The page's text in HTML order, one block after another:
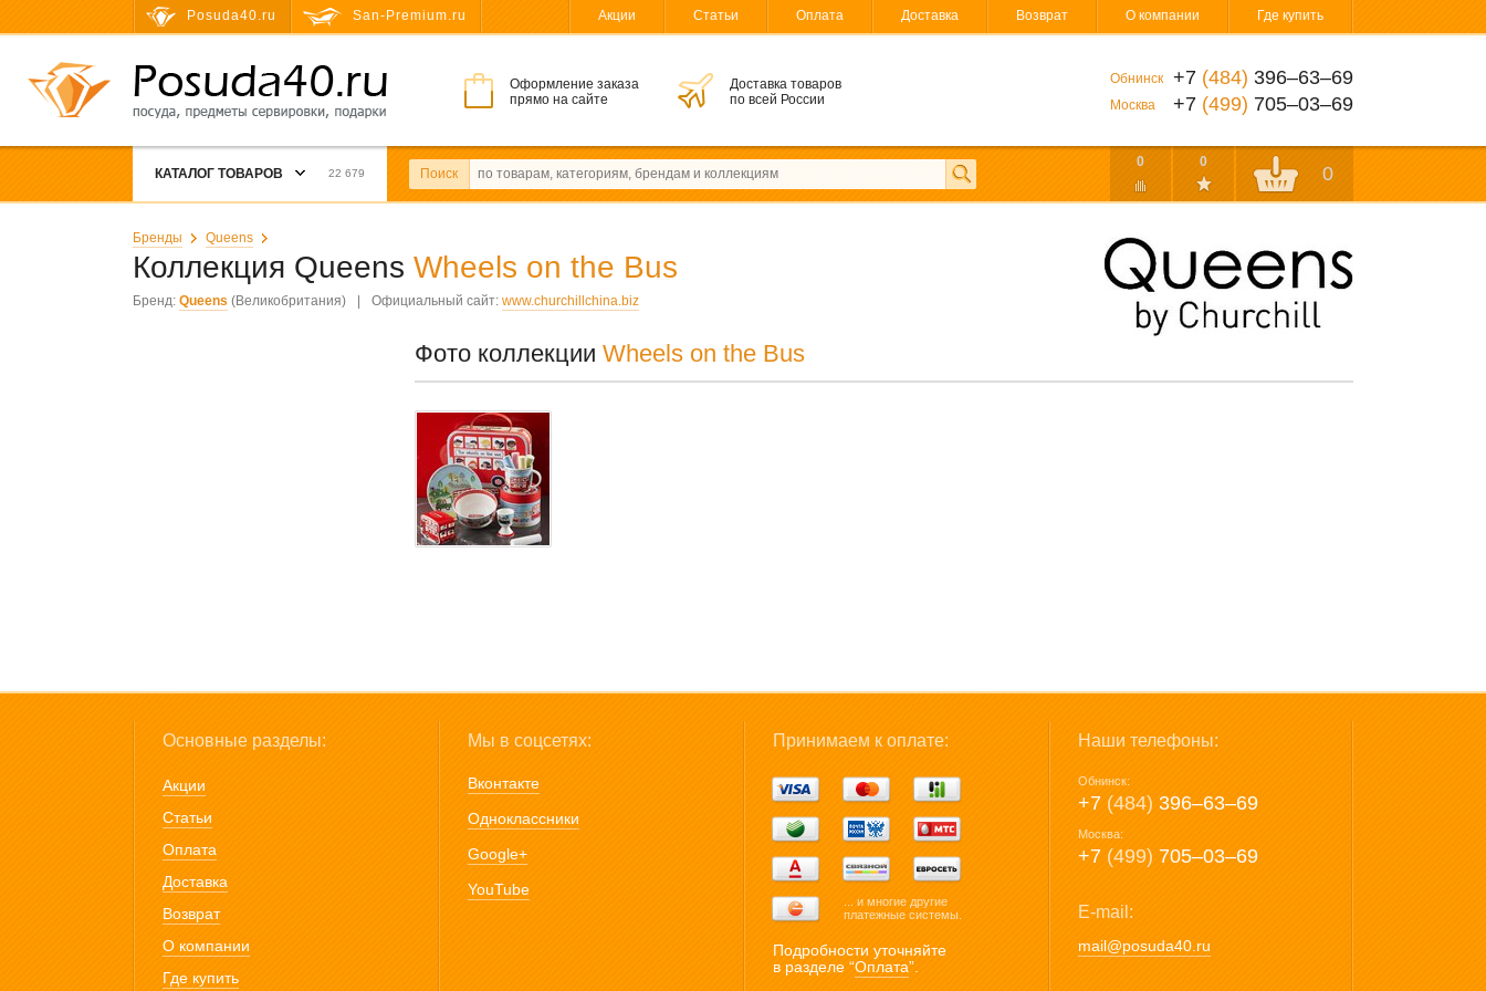
Posuda40.ru San-Premium.ru Акции Статьи Оплата Доставка Возврат О компании Где купить
Оформление заказа
прямо на сайте
Доставка товаров
по всей России
Обнинск +7 (484) 396‒63‒69
Москва +7 (499) 705‒03‒69
КАТАЛОГ ТОВАРОВ 22 679 Поиск
0 0
0
Бренды Queens
Коллекция Queens Wheels on the Bus
Бренд: Queens (Великобритания) Официальный сайт: www.churchillchina.biz
Фото коллекции Wheels on the Bus
Основные разделы:
Акции
Статьи
Оплата
Доставка
Возврат
О компании
Где купить
Мы в соцсетях:
Вконтакте
Одноклассники
Google+
YouTube
Принимаем к оплате:
... и многие другие
платежные системы.
Подробности уточняйте
в разделе “Оплата”.
Наши телефоны:
Обнинск:
+7 (484) 396‒63‒69
Москва:
+7 (499) 705‒03‒69
E-mail:
mail@posuda40.ru